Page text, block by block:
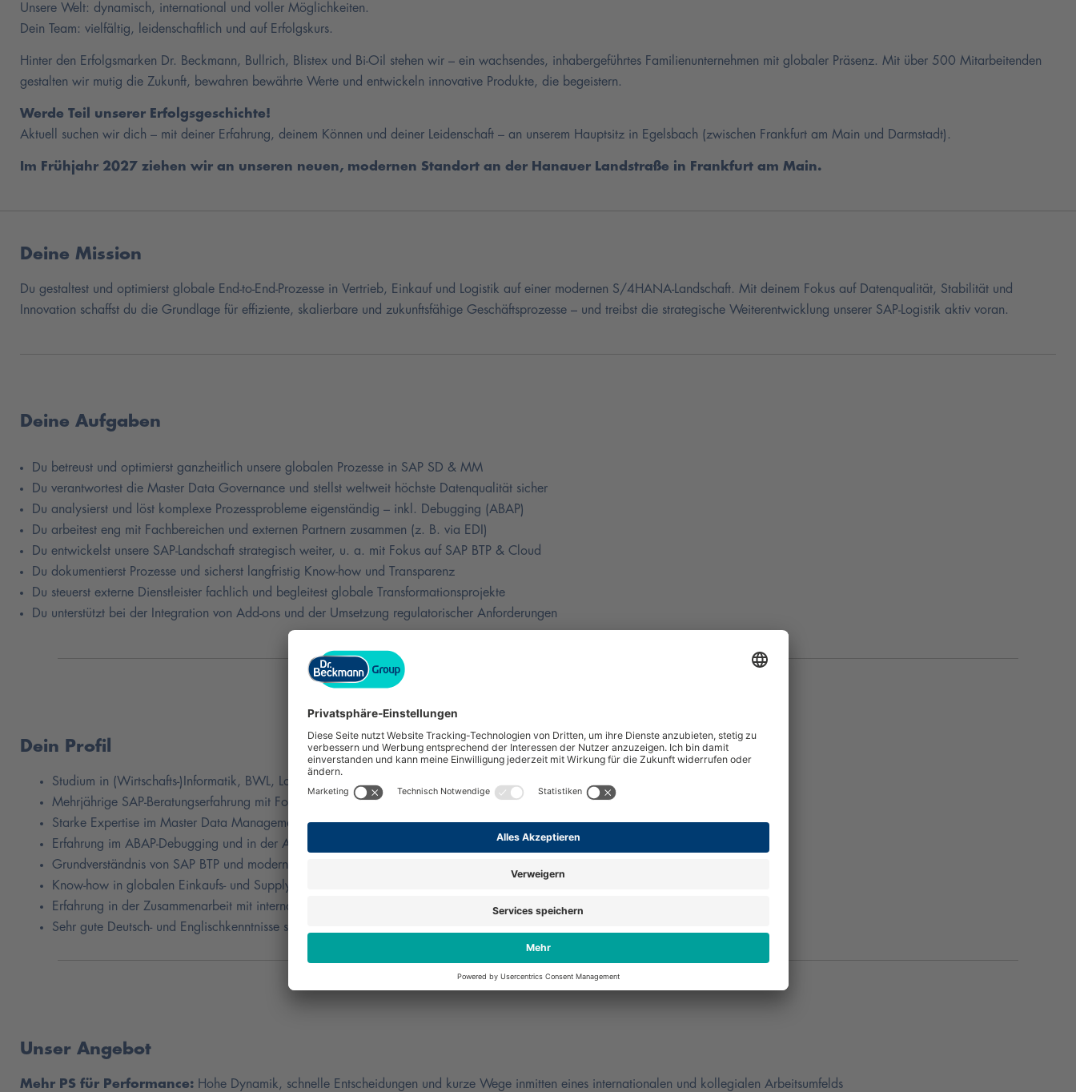
Unsere Welt: dynamisch, international und voller Möglichkeiten.
Dein Team: vielfältig, leidenschaftlich und auf Erfolgskurs.
Hinter den Erfolgsmarken Dr. Beckmann, Bullrich, Blistex und Bi-Oil stehen wir – ein wachsendes, inhabergeführtes Familienunternehmen mit globaler Präsenz. Mit über 500 Mitarbeitenden
gestalten wir mutig die Zukunft, bewahren bewährte Werte und entwickeln innovative Produkte, die begeistern.
Werde Teil unserer Erfolgsgeschichte!
Aktuell suchen wir dich – mit deiner Erfahrung, deinem Können und deiner Leidenschaft – an unserem Hauptsitz in Egelsbach (zwischen Frankfurt am Main und Darmstadt).
Im Frühjahr 2027 ziehen wir an unseren neuen, modernen Standort an der Hanauer Landstraße in Frankfurt am Main.
Deine Mission
Du gestaltest und optimierst globale End-to-End-Prozesse in Vertrieb, Einkauf und Logistik auf einer modernen S/4HANA-Landschaft. Mit deinem Fokus auf Datenqualität, Stabilität und
Innovation schaffst du die Grundlage für effiziente, skalierbare und zukunftsfähige Geschäftsprozesse – und treibst die strategische Weiterentwicklung unserer SAP-Logistik aktiv voran.
Deine Aufgaben
Du betreust und optimierst ganzheitlich unsere globalen Prozesse in SAP SD & MM
Du verantwortest die Master Data Governance und stellst weltweit höchste Datenqualität sicher
Du analysierst und löst komplexe Prozessprobleme eigenständig – inkl. Debugging (ABAP)
Du arbeitest eng mit Fachbereichen und externen Partnern zusammen (z. B. via EDI)
Du entwickelst unsere SAP-Landschaft strategisch weiter, u. a. mit Fokus auf SAP BTP & Cloud
Du dokumentierst Prozesse und sicherst langfristig Know-how und Transparenz
Du steuerst externe Dienstleister fachlich und begleitest globale Transformationsprojekte
Du unterstützt bei der Integration von Add-ons und der Umsetzung regulatorischer Anforderungen
Dein Profil
Studium in (Wirtschafts-)Informatik, BWL, Logistik oder vergleichbare Qualifikation
Mehrjährige SAP-Beratungserfahrung mit Fokus auf S/4HANA (SD/MM, inkl. Customizing)
Starke Expertise im Master Data Management (Business Partner & Material)
Erfahrung im ABAP-Debugging und in der Analyse von Standardprozessen
Grundverständnis von SAP BTP und moderner Cloud-Architektur
Know-how in globalen Einkaufs- und Supply-Chain-Prozessen, idealerweise mit SAP PP
Erfahrung in der Zusammenarbeit mit internationalen Teams und externen Partnern
Sehr gute Deutsch- und Englischkenntnisse sowie eine strukturierte Arbeitsweise
Unser Angebot
Mehr PS für Performance: Hohe Dynamik, schnelle Entscheidungen und kurze Wege inmitten eines internationalen und kollegialen Arbeitsumfelds